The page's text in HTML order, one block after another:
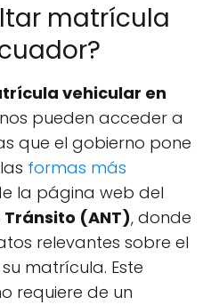
matrícula
vehicular en
pueden acceder a
que el gobierno pone
formas más
la página web del
(ANT), donde
relevantes sobre el
matrícula. Este
requiere de un